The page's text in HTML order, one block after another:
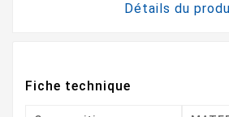
Détails du
Fiche technique